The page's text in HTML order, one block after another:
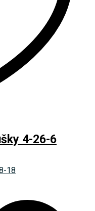
4-26-6